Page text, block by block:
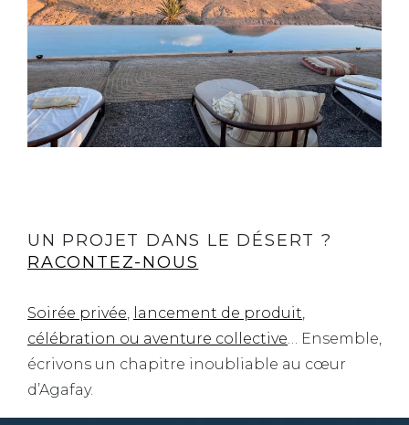
UN PROJET DANS LE DÉSERT ?
RACONTEZ-NOUS
Soirée privée, lancement de produit,
célébration ou aventure collective… Ensemble,
écrivons un chapitre inoubliable au cœur
d’Agafay.